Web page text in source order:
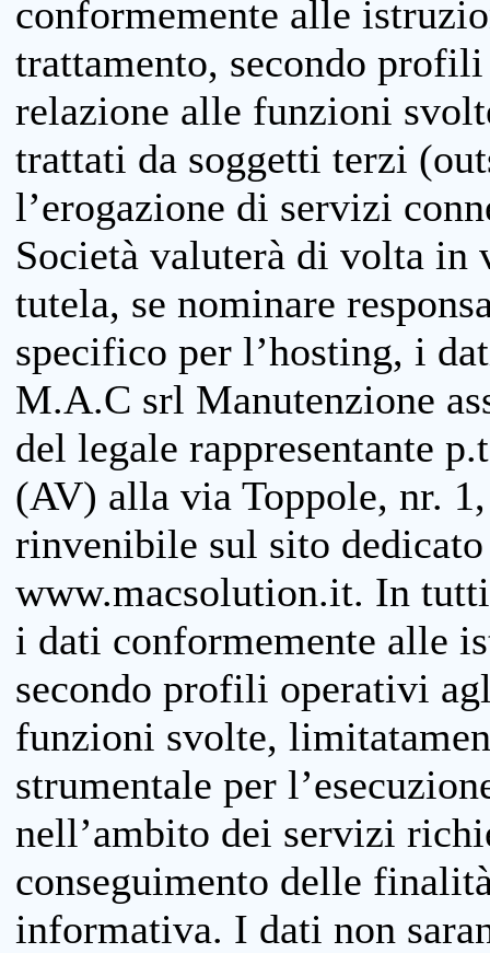
conformemente alle
trattamento, secondo
relazione alle funzioni
trattati da soggetti terzi
l’erogazione di servizi
Società valuterà di volta in
tutela, se nominare
specifico per l’hosting, i
M.A.C srl Manutenzione
del legale rappresentante
(AV) alla via Toppole, nr.
rinvenibile sul sito
www.macsolution.it. In
i dati conformemente alle
secondo profili operativi
funzioni svolte,
strumentale per
nell’ambito dei servizi
conseguimento delle
informativa. I dati non